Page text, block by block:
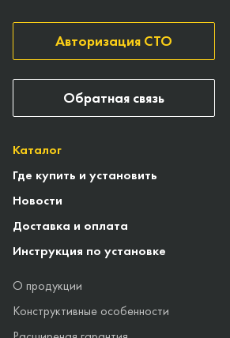
Каталог
Где купить и установить
Новости
Доставка и оплата
Инструкция по установке
О продукции
Конструктивные особенности
Авторизация СТО
Обратная связь